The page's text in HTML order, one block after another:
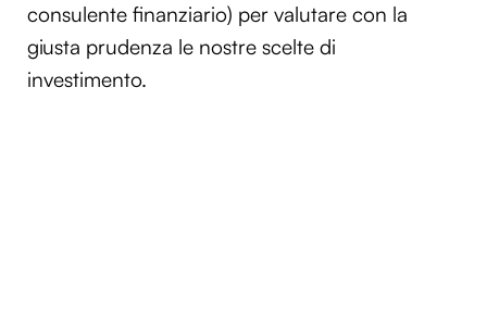
consulente finanziario) per valutare con la
giusta prudenza le nostre scelte di
investimento.